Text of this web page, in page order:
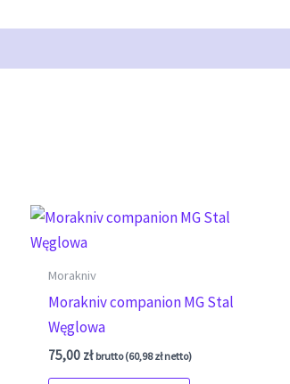
Morakniv
Morakniv companion MG Stal
Węglowa
75,00 zł brutto (60,98złnetto)